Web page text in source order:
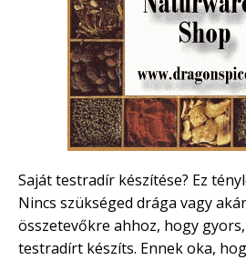
Saját testradír készítése? Ez
Nincs szükséged drága vagy
összetevőkre ahhoz, hogy
testradírt készíts. Ennek oka,